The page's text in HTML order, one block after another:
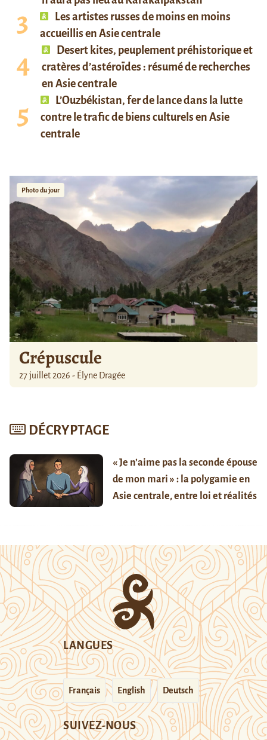
Les artistes russes de moins en moins
accueillis en Asie centrale
Desert kites, peuplement préhistorique et
cratères d’astéroïdes : résumé de recherches
en Asie centrale
L’Ouzbékistan, fer de lance dans la lutte
contre le trafic de biens culturels en Asie
centrale
Photo du jour
Crépuscule
27 juillet 2026 - Élyne Dragée
DÉCRYPTAGE
« Je n’aime pas la seconde épouse
de mon mari » : la polygamie en
Asie centrale, entre loi et réalités
LANGUES
Français English Deutsch
SUIVEZ-NOUS